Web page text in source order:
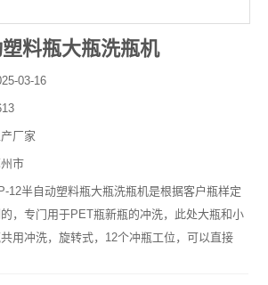
料瓶大瓶洗瓶机
03-16
厂家
市
12半自动塑料瓶大瓶洗瓶机是根据客户瓶样定
，专门用于PET瓶新瓶的冲洗，此处大瓶和小
用冲洗，旋转式，12个冲瓶工位，可以直接